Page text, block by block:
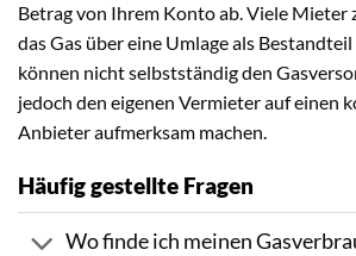
Betrag von Ihrem Konto ab. Viele Mieter
das Gas über eine Umlage als
können nicht selbstständig den
jedoch den eigenen Vermieter auf einen
Anbieter aufmerksam machen.
Häufig gestellte Fragen
Wo finde ich meinen